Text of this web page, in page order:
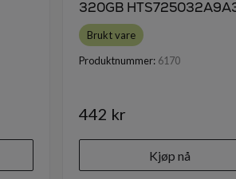
320GB
Brukt vare
Produktnummer: 6170
442 kr
Kjøp nå